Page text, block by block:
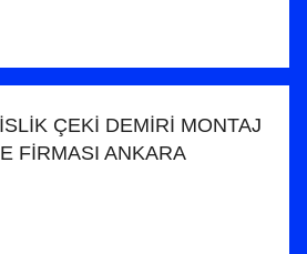
ÇEKİ DEMİRİ MONTAJ
FİRMASI ANKARA